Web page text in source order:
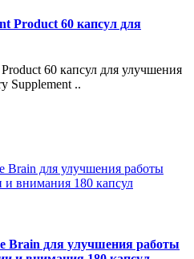
Product 60 капсул для
60 капсул для улучшения
Supplement ..
Brain для улучшения работы